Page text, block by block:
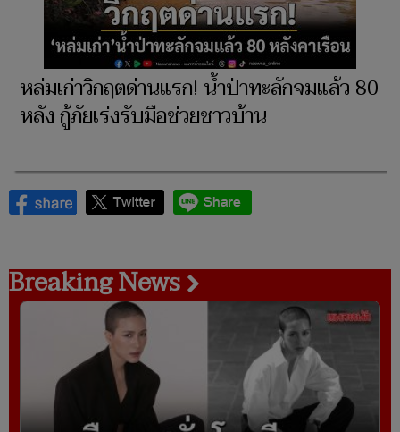
หล่มเก่าวิกฤตด่านแรก! น้ำป่าทะลักจมแล้ว 80
หลัง กู้ภัยเร่งรับมือช่วยชาวบ้าน
Breaking News